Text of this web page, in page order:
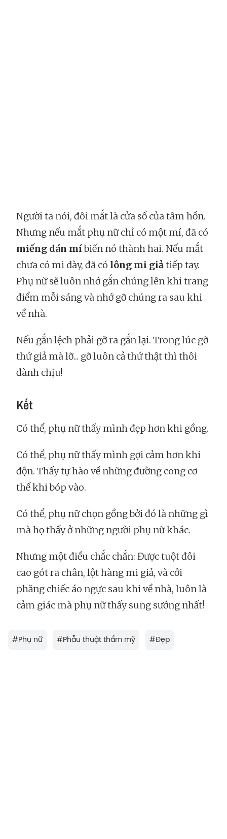
Người ta nói, đôi mắt là cửa sổ của tâm hồn.
Nhưng nếu mắt phụ nữ chỉ có một mí, đã có
miếng dán míbiến nó thành hai. Nếu mắt
chưa có mi dày, đã có lông mi giảtiếp tay.
Phụ nữ sẽ luôn nhớ gắn chúng lên khi trang
điểm mỗi sáng và nhớ gỡ chúng ra sau khi
về nhà.
Nếu gắn lệch phải gỡ ra gắn lại. Trong lúc gỡ
thứ giả mà lỡ... gỡ luôn cả thứ thật thì thôi
đành chịu!
Kết
Có thể, phụ nữ thấy mình đẹp hơn khi gồng.
Có thể, phụ nữ thấy mình gợi cảm hơn khi
độn. Thấy tự hào về những đường cong cơ
thể khi bóp vào.
Có thể, phụ nữ chọn gồng bởi đó là những gì
mà họ thấy ở những người phụ nữ khác.
Nhưng một điều chắc chắn: Được tuột đôi
cao gót ra chân, lột hàng mi giả, và cởi
phăng chiếc áo ngực sau khi về nhà, luôn là
cảm giác mà phụ nữ thấy sung sướng nhất!
#Phụ nữ #Phẫu thuật thẩm mỹ #Đẹp